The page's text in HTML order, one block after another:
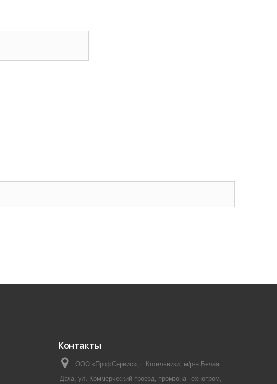
Контакты
ООО «ПрофСервис», г. Котельники, м/р-н Белая
Дача, ул. Коммерческий проезд, промзона Технопром,